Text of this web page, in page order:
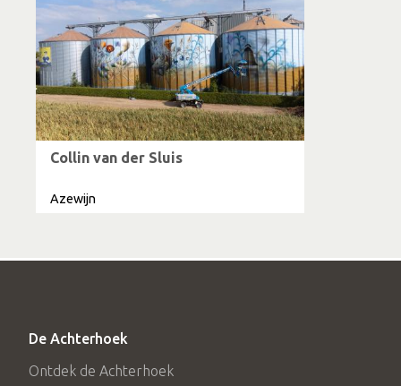
Collin van der Sluis
Azewijn
De Achterhoek
Ontdek de Achterhoek